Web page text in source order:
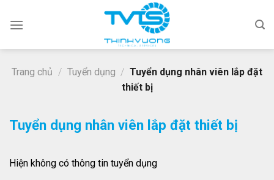
Trang chủ / Tuyển dụng / Tuyển dụng nhân viên lắp đặt
thiết bị
Tuyển dụng nhân viên lắp đặt thiết bị
Hiện không có thông tin tuyển dụng